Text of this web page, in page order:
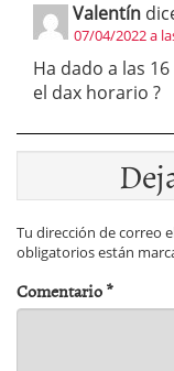
Valentín
07/04/2022 a
Ha dado a las
el dax horario ?
Tu dirección de correo
obligatorios están
Comentario*